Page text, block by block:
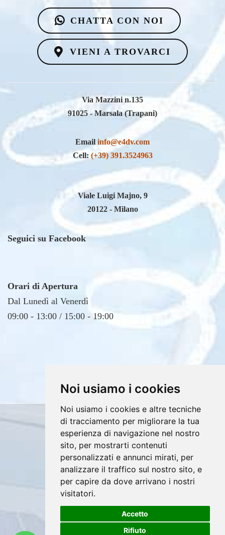
Noi usiamo i cookies
Noi usiamo i cookies e altre tecniche
di tracciamento per migliorare la tua
esperienza di navigazione nel nostro
sito, per mostrarti contenuti
personalizzati e annunci mirati, per
analizzare il traffico sul nostro sito, e
per capire da dove arrivano i nostri
visitatori.
Accetto
Rifiuto
CHATTA CON NOI
VIENI A TROVARCI
Via Mazzini n.135
91025 - Marsala (Trapani)
info@e4dv.com
Cell:(+39) 391.3524963
Viale Luigi Majno, 9
20122 - Milano
Seguici su Facebook
Dal Lunedì al Venerdì
09:00 - 13:00 / 15:00 - 19:00
riservati.
Partita Iva: 02607760812 /
Privacy e Cookie Policy
Sito realizzato conClickoso